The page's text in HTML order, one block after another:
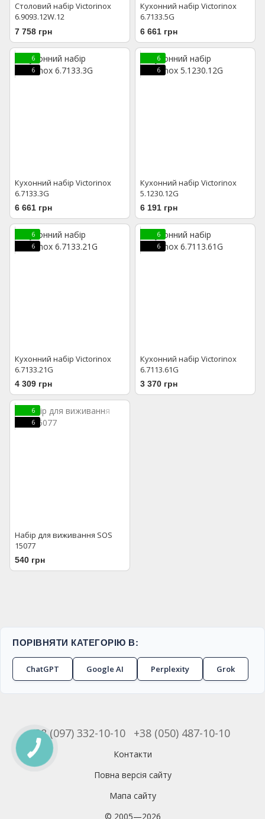
Столовий набір Victorinox
6.9093.12W.12
7 758 грн
Кухонний набір Victorinox
6.7133.5G
6 661 грн
6
6
Кухонний набір Victorinox
6.7133.3G
6 661 грн
6
6
Кухонний набір Victorinox
5.1230.12G
6 191 грн
6
6
Кухонний набір Victorinox
6.7133.21G
4 309 грн
6
6
Кухонний набір Victorinox
6.7113.61G
3 370 грн
6
6
Набір для виживання SOS
15077
540 грн
ПОРІВНЯТИ КАТЕГОРІЮ В:
ChatGPT Google AI Perplexity Grok
+38 (097) 332-10-10 +38 (050) 487-10-10
Контакти
Повна версія сайту
Мапа сайту
© 2005—2026